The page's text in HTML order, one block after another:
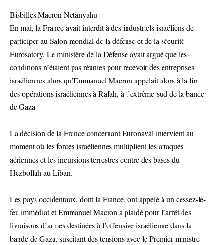
Bisbilles Macron Netanyahu
En mai, la France avait interdit à des industriels israéliens de
participer au Salon mondial de la défense et de la sécurité
Eurosatory. Le ministère de la Défense avait argué que les
conditions n’étaient pas réunies pour recevoir des entreprises
israéliennes alors qu’Emmanuel Macron appelait alors à la fin
des opérations israéliennes à Rafah, à l’extrême-sud de la bande
de Gaza.
La décision de la France concernant Euronaval intervient au
moment où les forces israéliennes multiplient les attaques
aériennes et les incursions terrestres contre des bases du
Hezbollah au Liban.
Les pays occidentaux, dont la France, ont appelé à un cessez-le-
feu immédiat et Emmanuel Macron a plaidé pour l’arrêt des
livraisons d’armes destinées à l’offensive israélienne dans la
bande de Gaza, suscitant des tensions avec le Premier ministre